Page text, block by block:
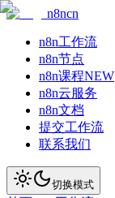
n8ncn
n8n工作流
n8n节点
n8n课程NEW
n8n云服务
n8n文档
提交工作流
联系我们
切换模式